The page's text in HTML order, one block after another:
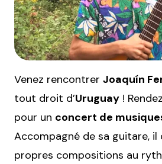
Venez rencontrer Joaquín
tout droit d’Uruguay !
pour un concert de
Accompagné de sa guitare, il
propres compositions au